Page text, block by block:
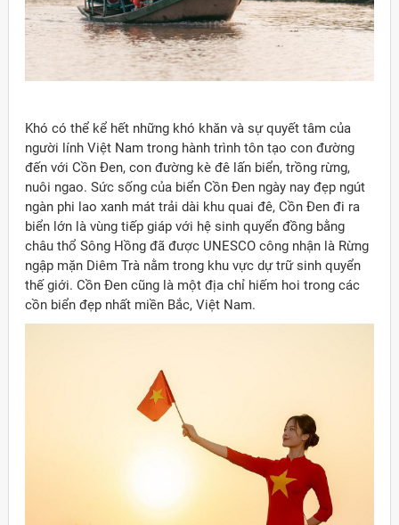
Khó có thể kể hết những khó khăn và sự quyết tâm của
người lính Việt Nam trong hành trình tôn tạo con đường
đến với Cồn Đen, con đường kè đê lấn biển, trồng rừng,
nuôi ngao. Sức sống của biển Cồn Đen ngày nay đẹp ngút
ngàn phi lao xanh mát trải dài khu quai đê, Cồn Đen đi ra
biển lớn là vùng tiếp giáp với hệ sinh quyển đồng bằng
châu thổ Sông Hồng đã được UNESCO công nhận là Rừng
ngập mặn Diêm Trà nằm trong khu vực dự trữ sinh quyển
thế giới. Cồn Đen cũng là một địa chỉ hiếm hoi trong các
cồn biển đẹp nhất miền Bắc, Việt Nam.